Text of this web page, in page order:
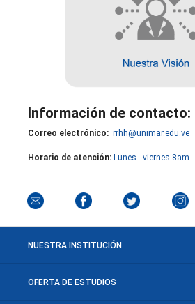
Información de contacto:
Correo electrónico: rrhh@unimar.edu.ve
Horario de atención: Lunes - viernes 8am
NUESTRA INSTITUCIÓN
OFERTA DE ESTUDIOS